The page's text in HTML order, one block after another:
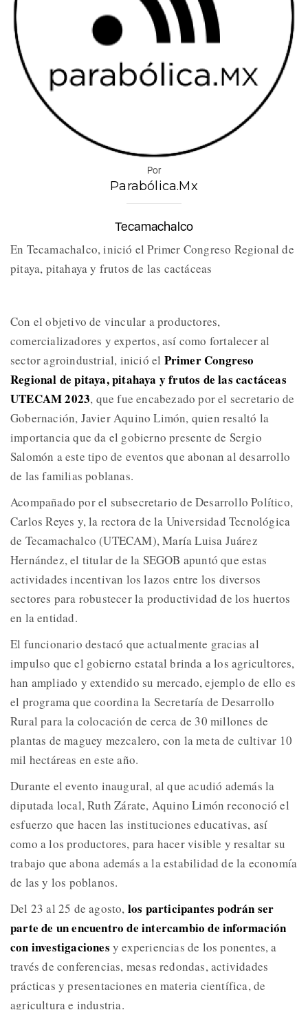
Por
Parabólica.Mx
Tecamachalco
En Tecamachalco, inició el Primer Congreso Regional de
pitaya, pitahaya y frutos de las cactáceas
Con el objetivo de vincular a productores,
comercializadores y expertos, así como fortalecer al
sector agroindustrial, inició el Primer Congreso
Regional de pitaya, pitahaya y frutos de las cactáceas
UTECAM 2023, que fue encabezado por el secretario de
Gobernación, Javier Aquino Limón, quien resaltó la
importancia que da el gobierno presente de Sergio
Salomón a este tipo de eventos que abonan al desarrollo
de las familias poblanas.
Acompañado por el subsecretario de Desarrollo Político,
Carlos Reyes y, la rectora de la Universidad Tecnológica
de Tecamachalco (UTECAM), María Luisa Juárez
Hernández, el titular de la SEGOB apuntó que estas
actividades incentivan los lazos entre los diversos
sectores para robustecer la productividad de los huertos
en la entidad.
El funcionario destacó que actualmente gracias al
impulso que el gobierno estatal brinda a los agricultores,
han ampliado y extendido su mercado, ejemplo de ello es
el programa que coordina la Secretaría de Desarrollo
Rural para la colocación de cerca de 30 millones de
plantas de maguey mezcalero, con la meta de cultivar 10
mil hectáreas en este año.
Durante el evento inaugural, al que acudió además la
diputada local, Ruth Zárate, Aquino Limón reconoció el
esfuerzo que hacen las instituciones educativas, así
como a los productores, para hacer visible y resaltar su
trabajo que abona además a la estabilidad de la economía
de las y los poblanos.
Del 23 al 25 de agosto, los participantes podrán ser
parte de un encuentro de intercambio de información
con investigaciones y experiencias de los ponentes, a
través de conferencias, mesas redondas, actividades
prácticas y presentaciones en materia científica, de
agricultura e industria.